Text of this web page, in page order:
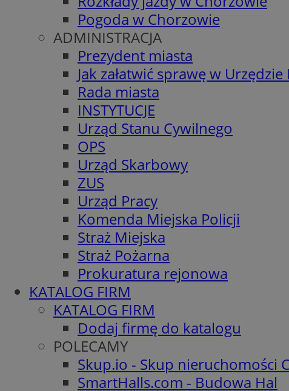
Pogoda w Chorzowie
ADMINISTRACJA
Prezydent miasta
Jak załatwić sprawę w Urzędzie
Rada miasta
INSTYTUCJE
Urząd Stanu Cywilnego
OPS
Urząd Skarbowy
ZUS
Urząd Pracy
Komenda Miejska Policji
Straż Miejska
Straż Pożarna
Prokuratura rejonowa
KATALOG FIRM
KATALOG FIRM
Dodaj firmę do katalogu
POLECAMY
Skup.io - Skup nieruchomości
SmartHalls.com - Budowa Hal